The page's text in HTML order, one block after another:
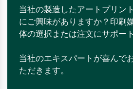
当社の製造したアートプリント
にご興味がありますか？印刷
体の選択または注文にサポー
当社のエキスパートが喜んで
ただきます。